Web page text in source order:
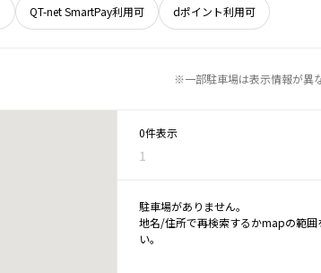
QT-net SmartPay利用可 dポイント利用可
※一部駐車場は表示情報が異
0件表示
1
駐車場がありません。
地名/住所で再検索するかmapの範囲
い。